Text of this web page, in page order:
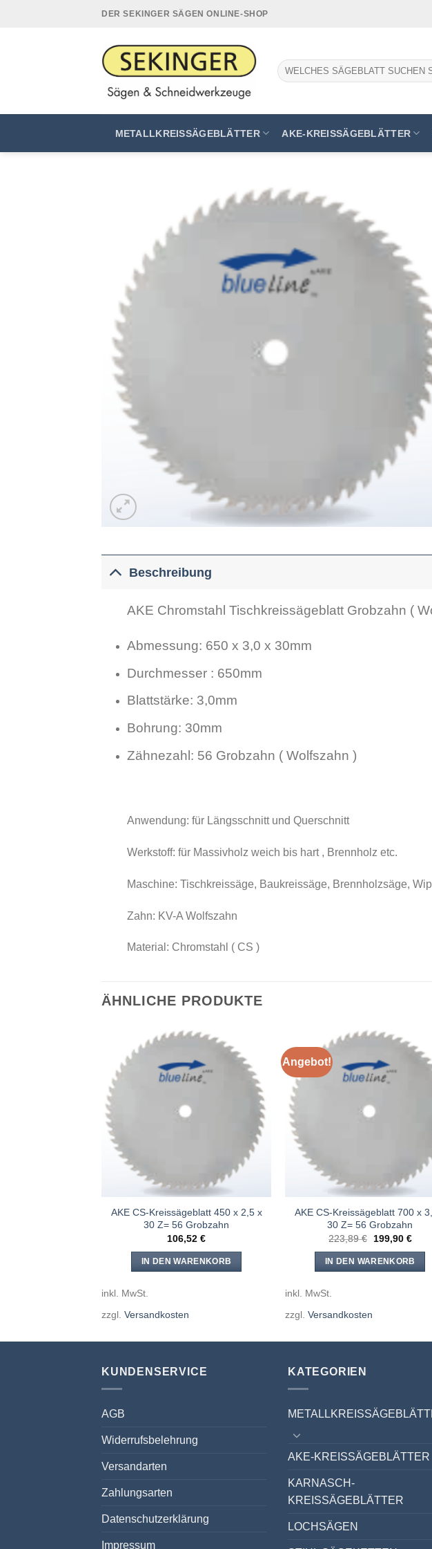
DER SEKINGER SÄGEN ONLINE-SHOP
Suchen
nach:
METALLKREISSÄGEBLÄTTER AKE-KREISSÄGEBLÄTTER
Sägen
Beschreibung
AKE Chromstahl Tischkreissägeblatt Grobzahn (
Abmessung: 650 x 3,0 x 30mm
Durchmesser : 650mm
Blattstärke: 3,0mm
Bohrung: 30mm
Zähnezahl: 56 Grobzahn ( Wolfszahn )
Anwendung: für Längsschnitt und Querschnitt
Werkstoff: für Massivholz weich bis hart , Brennholz etc.
Maschine: Tischkreissäge, Baukreissäge, Brennholzsäge,
Zahn: KV-A Wolfszahn
Material: Chromstahl ( CS )
ÄHNLICHE PRODUKTE
hinzufügen
AKE CS-Kreissägeblatt 450 x 2,5 x
30 Z= 56 Grobzahn
106,52€
IN DEN WARENKORB
inkl. MwSt.
zzgl. Versandkosten
Angebot!
AKE CS-Kreissägeblatt 700 x
30 Z= 56 Grobzahn
223,89€
Ursprünglicher
war:
223,89 €
199,90 €
ist:
IN DEN WARENKORB
inkl. MwSt.
zzgl.Versandkosten
KUNDENSERVICE
AGB
Widerrufsbelehrung
Versandarten
Zahlungsarten
Datenschutzerklärung
Impressum
KATEGORIEN
AKE-KREISSÄGEBLÄTTER
KARNASCH-
KREISSÄGEBLÄTTER
LOCHSÄGEN